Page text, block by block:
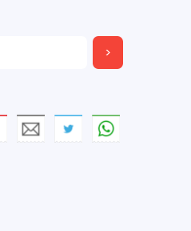
cfproduction